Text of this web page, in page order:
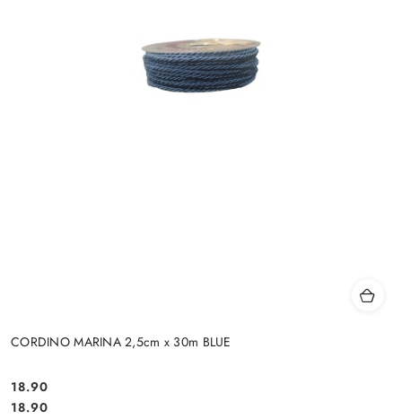
CORDINO MARINA 2,5cm x 30m BLUE
Cena:
18.90
Cena:
18.90